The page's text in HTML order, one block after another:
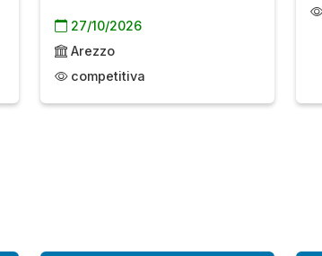
27/10/2026
Arezzo
competitiva